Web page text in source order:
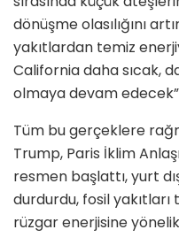
dönüşme olasılığını
yakıtlardan temiz
California daha sıcak,
olmaya devam
Tüm bu gerçeklere
Trump, Paris İklim
resmen başlattı, yurt
durdurdu, fosil
rüzgar enerjisine yönelik